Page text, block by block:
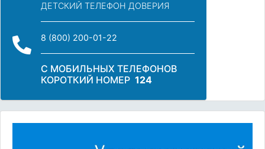
ДЕТСКИЙ ТЕЛЕФОН ДОВЕРИЯ
8 (800) 200-01-22
С МОБИЛЬНЫХ ТЕЛЕФОНОВ
КОРОТКИЙ НОМЕР 124